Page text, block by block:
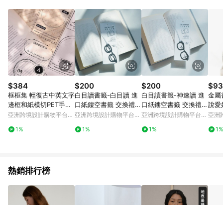
$384
框框集 輕復古中英文字
邊框和紙模切PET手帳
貼本膠帶
亞洲跨境設計購物平台
1%
$200
白目讀書籤-白目讀 進
口紙鏤空書籤 交換禮物
附包裝
亞洲跨境設計購物平台
1%
$200
白目讀書籤-神速讀 進
口紙鏤空書籤 交換禮物
造型書籤 趣味 設計
亞洲跨境設計購物平台
1%
金屬
說愛
物。
亞洲
1%
熱銷排行榜